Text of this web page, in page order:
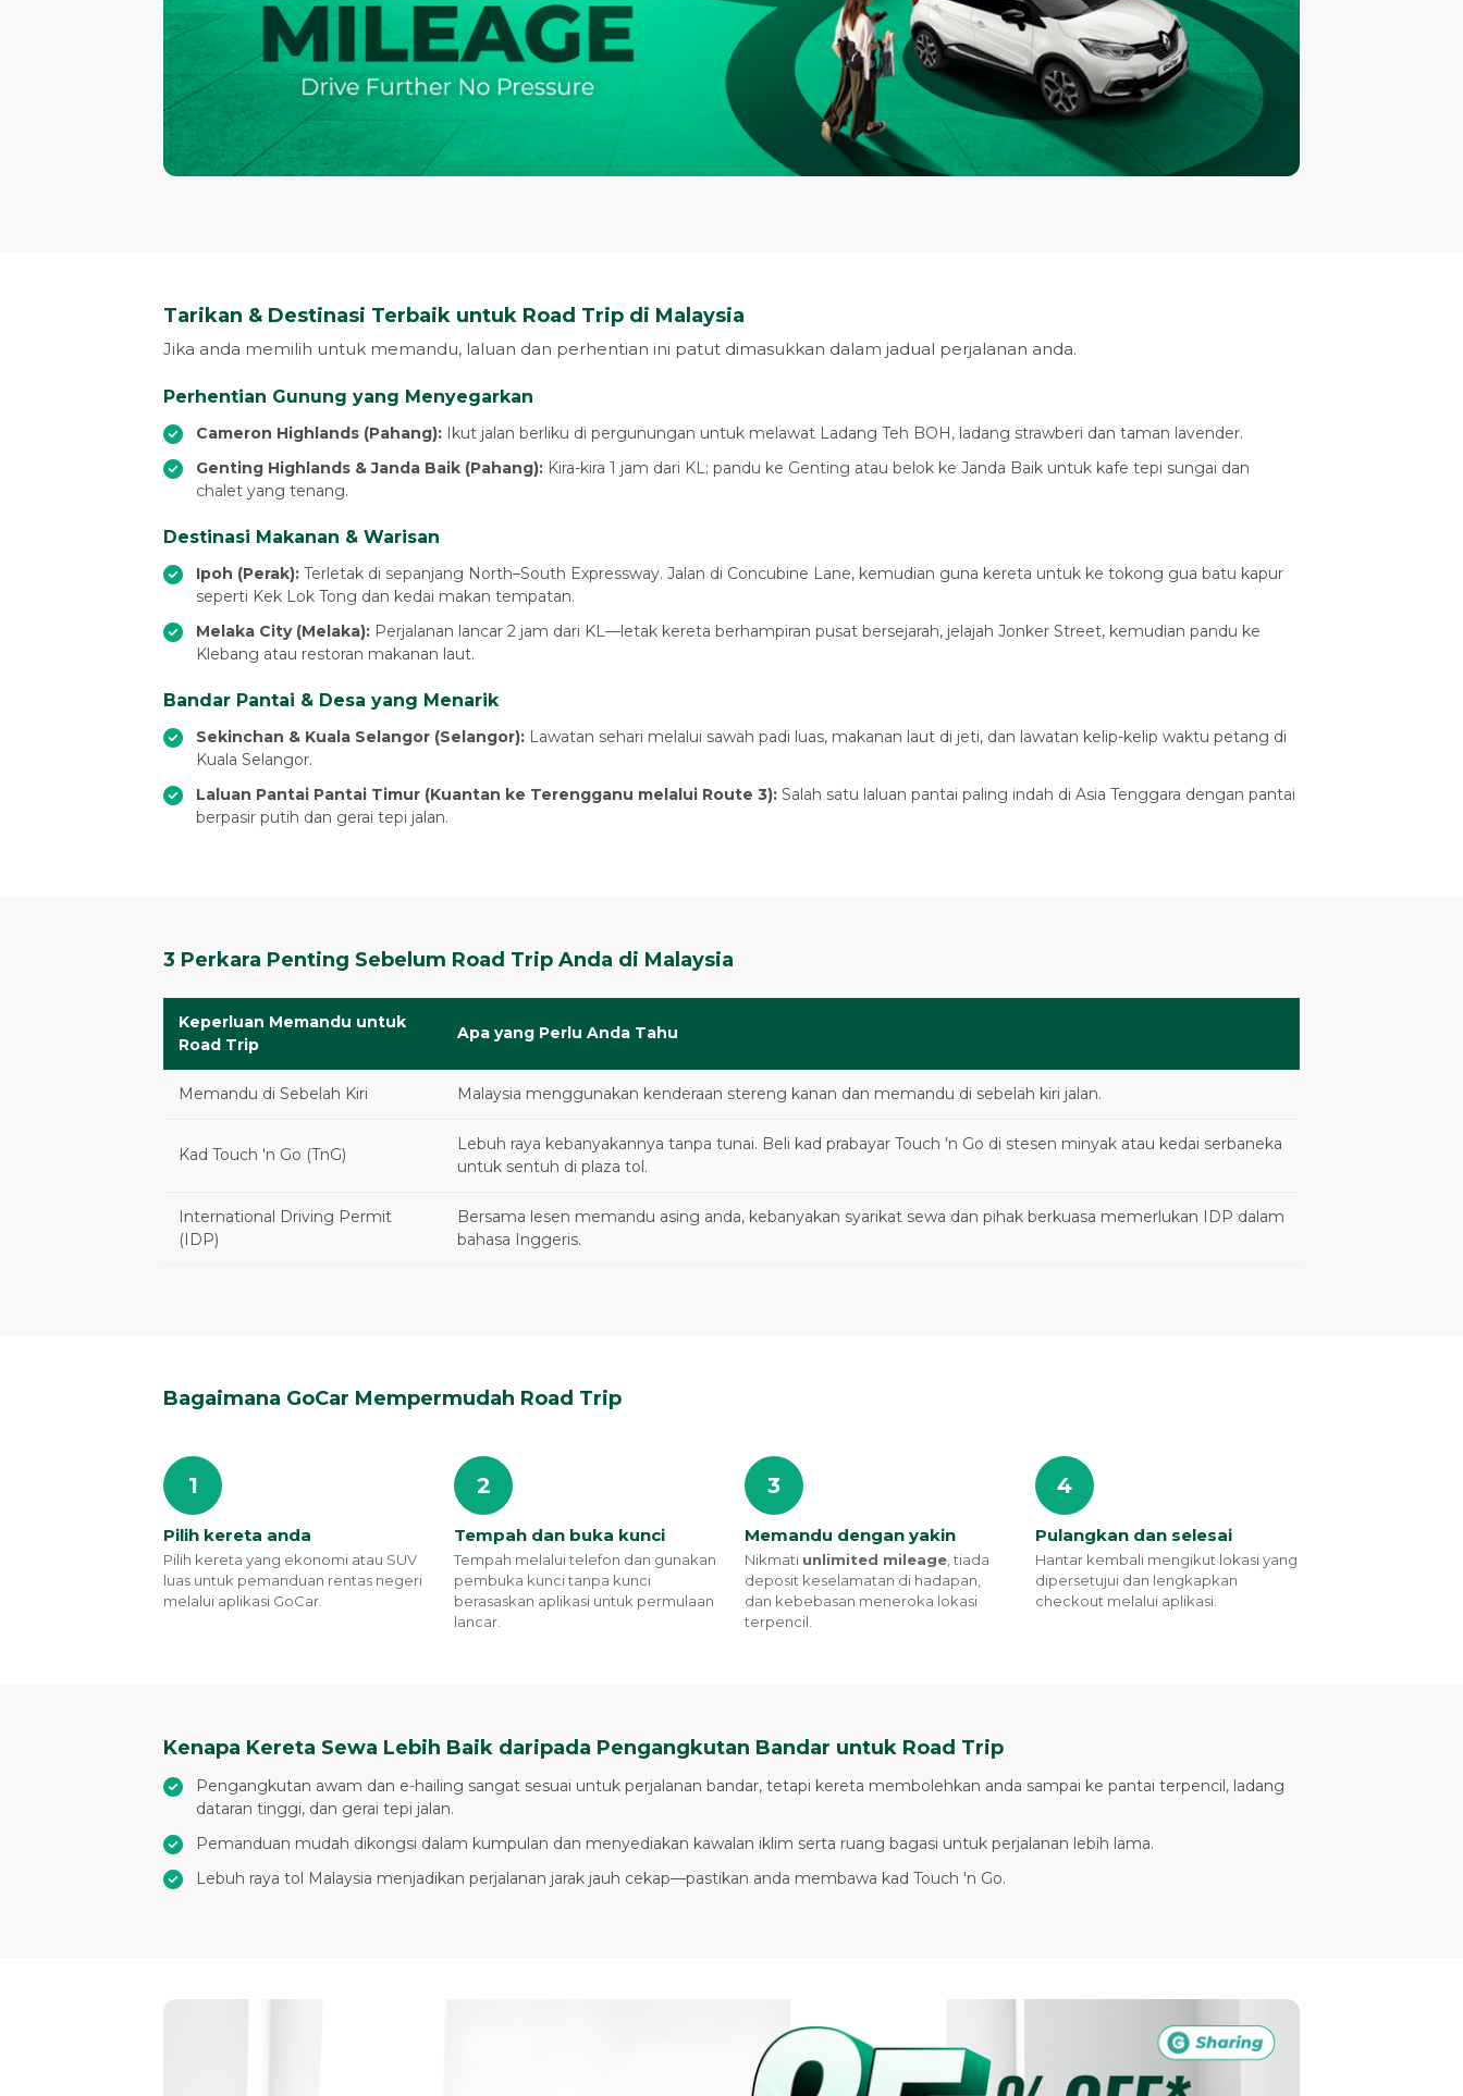
Tarikan & Destinasi Terbaik untuk Road Trip di Malaysia
Jika anda memilih untuk memandu, laluan dan perhentian ini patut dimasukkan dalam jadual perjalanan anda.
Perhentian Gunung yang Menyegarkan
Cameron Highlands (Pahang): Ikut jalan berliku di pergunungan untuk melawat Ladang Teh BOH, ladang strawberi dan taman lavender.
Genting Highlands & Janda Baik (Pahang): Kira-kira 1 jam dari KL; pandu ke Genting atau belok ke Janda Baik untuk kafe tepi sungai dan
chalet yang tenang.
Destinasi Makanan & Warisan
Ipoh (Perak): Terletak di sepanjang North–South Expressway. Jalan di Concubine Lane, kemudian guna kereta untuk ke tokong gua batu kapur
seperti Kek Lok Tong dan kedai makan tempatan.
Melaka City (Melaka): Perjalanan lancar 2 jam dari KL—letak kereta berhampiran pusat bersejarah, jelajah Jonker Street, kemudian pandu ke
Klebang atau restoran makanan laut.
Bandar Pantai & Desa yang Menarik
Sekinchan & Kuala Selangor (Selangor): Lawatan sehari melalui sawah padi luas, makanan laut di jeti, dan lawatan kelip-kelip waktu petang di
Kuala Selangor.
Laluan Pantai Pantai Timur (Kuantan ke Terengganu melalui Route 3): Salah satu laluan pantai paling indah di Asia Tenggara dengan pantai
berpasir putih dan gerai tepi jalan.
3 Perkara Penting Sebelum Road Trip Anda di Malaysia
Keperluan Memandu untuk
Road Trip
Apa yang Perlu Anda Tahu
Memandu di Sebelah Kiri Malaysia menggunakan kenderaan stereng kanan dan memandu di sebelah kiri jalan.
Kad Touch 'n Go (TnG)
Lebuh raya kebanyakannya tanpa tunai. Beli kad prabayar Touch 'n Go di stesen minyak atau kedai serbaneka
untuk sentuh di plaza tol.
International Driving Permit
(IDP)
Bersama lesen memandu asing anda, kebanyakan syarikat sewa dan pihak berkuasa memerlukan IDP dalam
bahasa Inggeris.
Bagaimana GoCar Mempermudah Road Trip
1
Pilih kereta anda
Pilih kereta yang ekonomi atau SUV
luas untuk pemanduan rentas negeri
melalui aplikasi GoCar.
2
Tempah dan buka kunci
Tempah melalui telefon dan gunakan
pembuka kunci tanpa kunci
berasaskan aplikasi untuk permulaan
lancar.
3
Memandu dengan yakin
Nikmati unlimited mileage , tiada
deposit keselamatan di hadapan,
dan kebebasan meneroka lokasi
terpencil.
4
Pulangkan dan selesai
Hantar kembali mengikut lokasi yang
dipersetujui dan lengkapkan
checkout melalui aplikasi.
Kenapa Kereta Sewa Lebih Baik daripada Pengangkutan Bandar untuk Road Trip
Pengangkutan awam dan e-hailing sangat sesuai untuk perjalanan bandar, tetapi kereta membolehkan anda sampai ke pantai terpencil, ladang
dataran tinggi, dan gerai tepi jalan.
Pemanduan mudah dikongsi dalam kumpulan dan menyediakan kawalan iklim serta ruang bagasi untuk perjalanan lebih lama.
Lebuh raya tol Malaysia menjadikan perjalanan jarak jauh cekap—pastikan anda membawa kad Touch 'n Go.